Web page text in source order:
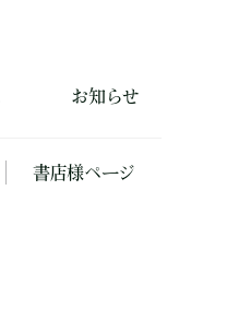
お知らせ
書店様ページ